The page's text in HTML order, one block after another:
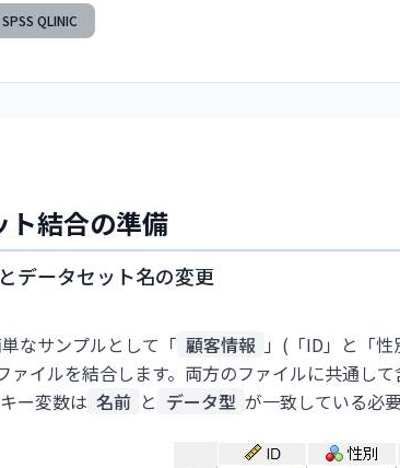
SPSS QLINIC
ト結合の準備
データセット名の変更
なサンプルとして「 顧客情報 」(「ID」と「
ァイルを結合します。両方のファイルに共通し
ー変数は 名前 と データ型 が一致している必